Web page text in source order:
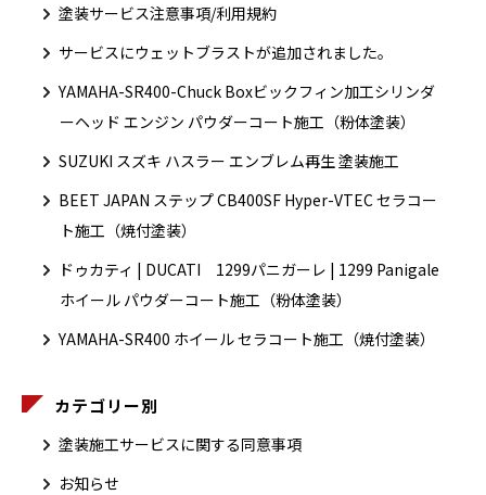
塗装サービス注意事項/利用規約
サービスにウェットブラストが追加されました。
YAMAHA-SR400-Chuck Boxビックフィン加工シリンダ
ーヘッド エンジン パウダーコート施工（粉体塗装）
SUZUKI スズキ ハスラー エンブレム再生 塗装施工
BEET JAPAN ステップ CB400SF Hyper-VTEC セラコー
ト施工（焼付塗装）
ドゥカティ | DUCATI 1299パニガーレ | 1299 Panigale
ホイール パウダーコート施工（粉体塗装）
YAMAHA-SR400 ホイール セラコート施工（焼付塗装）
カテゴリー別
塗装施工サービスに関する同意事項
お知らせ